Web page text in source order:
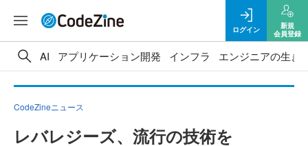
ログイン
新規
会員登録
AI アプリケーション開発 インフラ エンジニアの生き
CodeZineニュース
レバレジーズ、流行の技術を